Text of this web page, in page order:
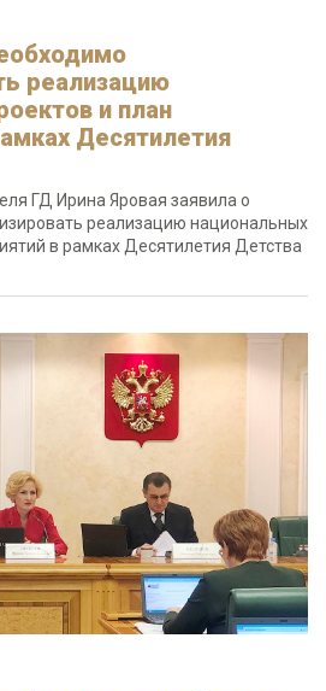
реализацию
и план
Десятилетия
ГД Ирина Яровая заявила о
реализацию национальных
в рамках Десятилетия Детства